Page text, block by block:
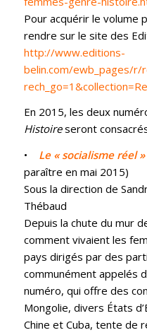
Pour acquérir le volume
rendre sur le site des
http://www.editions-
belin.com/ewb_pages/r/
En 2015, les deux
Histoireseront
• Le « socialisme réel
paraître en mai 2015)
Sous la direction de
Thébaud
Depuis la chute du mur
comment vivaient les
pays dirigés par des
communément appelés
numéro, qui offre des
Mongolie, divers États
Chine et Cuba, tente de